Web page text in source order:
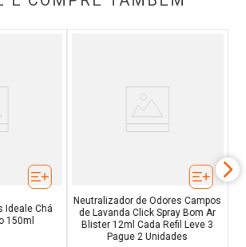
Ideale Chá
150ml
Neutralizador de Odores Campos
de Lavanda Click Spray Bom Ar
Blister 12ml Cada Refil Leve 3
Pague 2 Unidades